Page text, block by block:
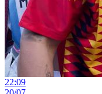
22:09